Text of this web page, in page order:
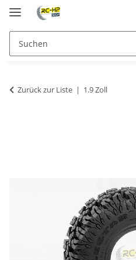
Zurück zur Liste 1.9 Zoll